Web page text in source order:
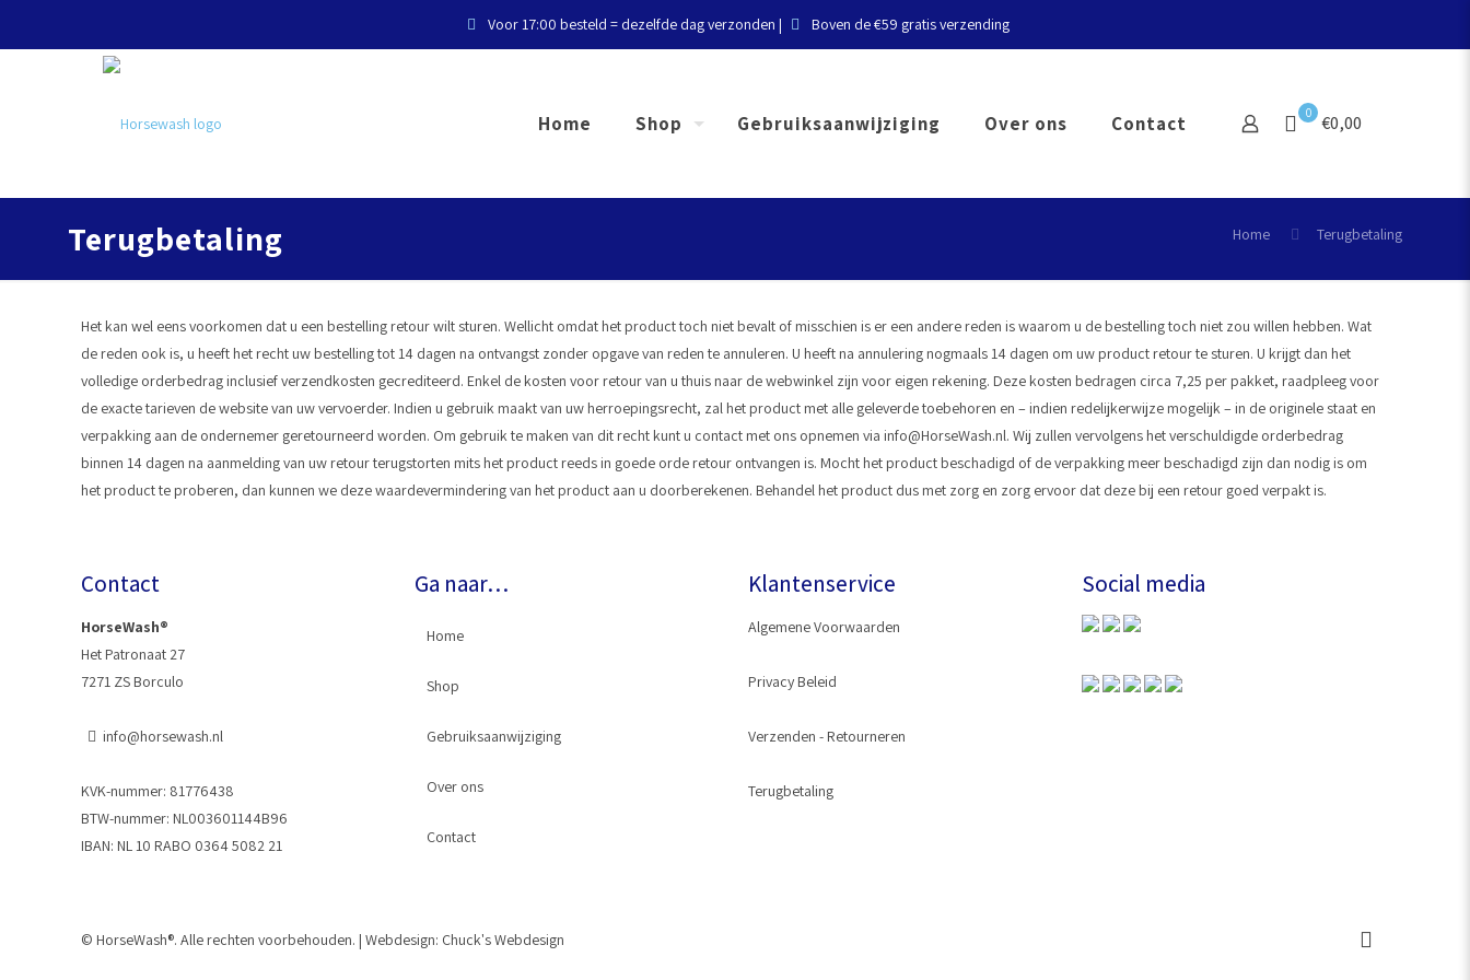
Voor 17:00 besteld = dezelfde dag verzonden | Boven de €59 gratis verzending
Home Shop Gebruiksaanwijziging Over ons Contact 0 €0,00
Terugbetaling Home Terugbetaling
Het kan wel eens voorkomen dat u een bestelling retour wilt sturen. Wellicht omdat het product toch niet bevalt of misschien is er een andere reden is waarom u de bestelling toch niet zou willen hebben. Wat
de reden ook is, u heeft het recht uw bestelling tot 14 dagen na ontvangst zonder opgave van reden te annuleren. U heeft na annulering nogmaals 14 dagen om uw product retour te sturen. U krijgt dan het
volledige orderbedrag inclusief verzendkosten gecrediteerd. Enkel de kosten voor retour van u thuis naar de webwinkel zijn voor eigen rekening. Deze kosten bedragen circa 7,25 per pakket, raadpleeg voor
de exacte tarieven de website van uw vervoerder. Indien u gebruik maakt van uw herroepingsrecht, zal het product met alle geleverde toebehoren en – indien redelijkerwijze mogelijk – in de originele staat en
verpakking aan de ondernemer geretourneerd worden. Om gebruik te maken van dit recht kunt u contact met ons opnemen via info@HorseWash.nl. Wij zullen vervolgens het verschuldigde orderbedrag
binnen 14 dagen na aanmelding van uw retour terugstorten mits het product reeds in goede orde retour ontvangen is. Mocht het product beschadigd of de verpakking meer beschadigd zijn dan nodig is om
het product te proberen, dan kunnen we deze waardevermindering van het product aan u doorberekenen. Behandel het product dus met zorg en zorg ervoor dat deze bij een retour goed verpakt is.
Contact
HorseWash®
Het Patronaat 27
7271 ZS Borculo
info@horsewash.nl
KVK-nummer: 81776438
BTW-nummer: NL003601144B96
IBAN: NL 10 RABO 0364 5082 21
Ga naar…
Home
Shop
HorseWash® Gun
Slangkoppeling
Kraanstuk
Gebruiksaanwijziging
Over ons
Contact
Klantenservice
Algemene Voorwaarden
Privacy Beleid
Verzenden - Retourneren
Terugbetaling
Social media
© HorseWash®. Alle rechten voorbehouden. | Webdesign: Chuck's Webdesign